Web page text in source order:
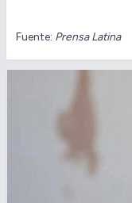
Fuente: Prensa Latina